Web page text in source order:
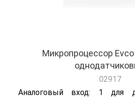
Микропроцессор Evco
02917
Аналоговый вход: 1 для